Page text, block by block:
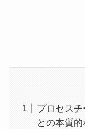
プロセス
との本質